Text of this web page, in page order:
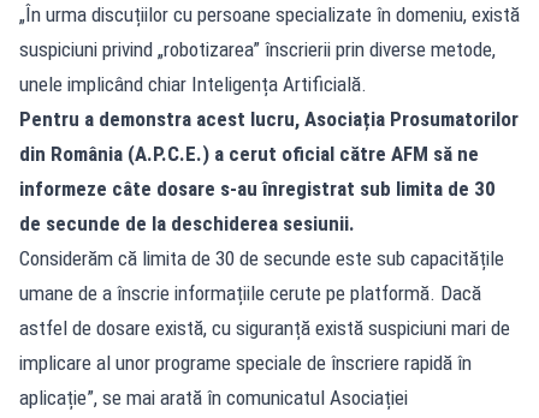
„În urma discuțiilor cu persoane specializate în domeniu, există
suspiciuni privind „robotizarea” înscrierii prin diverse metode,
unele implicând chiar Inteligența Artificială.
Pentru a demonstra acest lucru, Asociația Prosumatorilor
din România (A.P.C.E.) a cerut oficial către AFM să ne
informeze câte dosare s-au înregistrat sub limita de 30
de secunde de la deschiderea sesiunii.
Considerăm că limita de 30 de secunde este sub capacitățile
umane de a înscrie informațiile cerute pe platformă. Dacă
astfel de dosare există, cu siguranță există suspiciuni mari de
implicare al unor programe speciale de înscriere rapidă în
aplicație”, se mai arată în comunicatul Asociației